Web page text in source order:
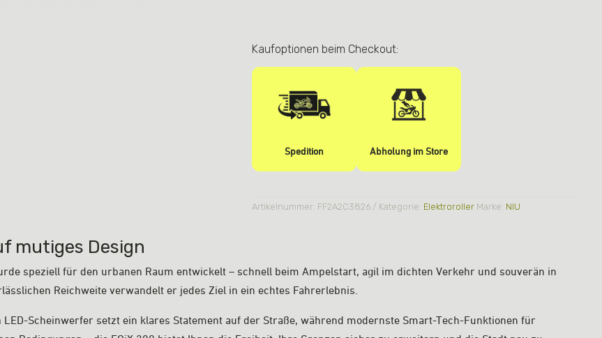
Menge
Kaufoptionen beim Checkout:
Spedition Abholung im Store
Artikelnummer: FF2A2C3826 Kategorie: Elektroroller Marke: NIU
mutiges Design
speziell für den urbanen Raum entwickelt – schnell beim Ampelstart, agil im dichten Verkehr und souverän in
Reichweite verwandelt er jedes Ziel in ein echtes Fahrerlebnis.
Scheinwerfer setzt ein klares Statement auf der Straße, während modernste Smart-Tech-Funktionen für